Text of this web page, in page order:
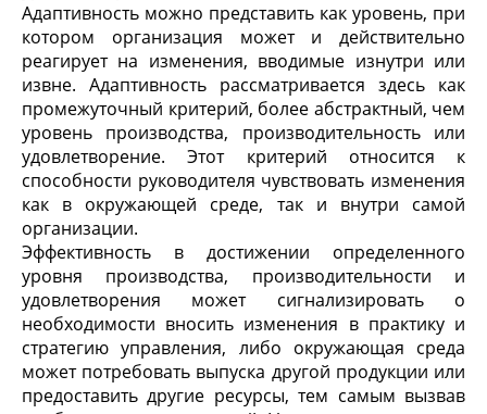
Адаптивность можно представить как уровень, при
котором организация может и действительно
реагирует на изменения, вводимые изнутри или
извне. Адаптивность рассматривается здесь как
промежуточный критерий, более абстрактный, чем
уровень производства, производительность или
удовлетворение. Этот критерий относится к
способности руководителя чувствовать изменения
как в окружающей среде, так и внутри самой
организации.
Эффективность в достижении определенного
уровня производства, производительности и
удовлетворения может сигнализировать о
необходимости вносить изменения в практику и
стратегию управления, либо окружающая среда
может потребовать выпуска другой продукции или
предоставить другие ресурсы, тем самым вызвав